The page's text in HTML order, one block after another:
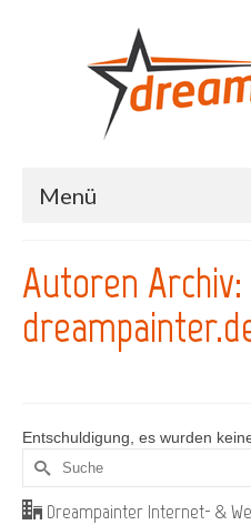
Menü
Autoren Archiv:
Entschuldigung, es wurden
Suche
nach:
Dreampainter Internet- &